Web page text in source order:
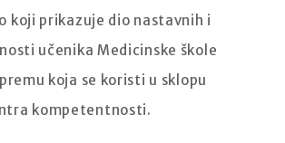
koji prikazuje dio nastavnih i
učenika Medicinske škole
koja se koristi u sklopu
kompetentnosti.